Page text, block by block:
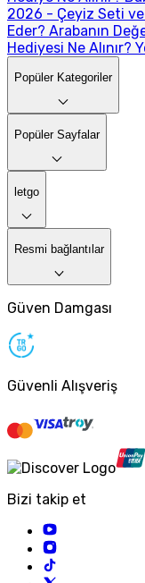
2026 - Çeyiz Seti ve
Eder? Arabanın
Hediyesi Ne Alınır?
Popüler Kategoriler
Popüler Sayfalar
letgo
Resmi bağlantılar
Güven Damgası
Güvenli Alışveriş
Bizi takip et